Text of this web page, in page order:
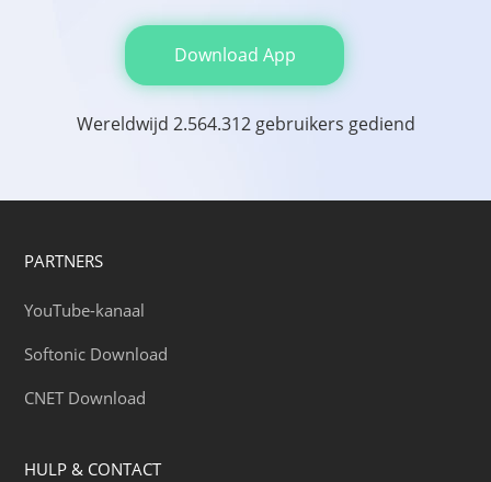
Download App
Wereldwijd 2.564.312 gebruikers gediend
PARTNERS
YouTube-kanaal
Softonic Download
CNET Download
HULP & CONTACT